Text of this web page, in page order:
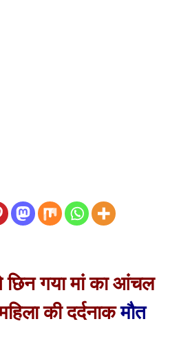
छिन गया मां का आंचल
की दर्दनाकमौत